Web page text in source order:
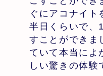
ぐにアコナイト
半日くらいで、
すことができま
ていて本当によ
しい驚きの体験